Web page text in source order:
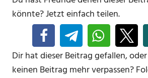
könnte? Jetzt einfach teilen.
Dir hat dieser Beitrag gefallen,
keinen Beitrag mehr verpassen?